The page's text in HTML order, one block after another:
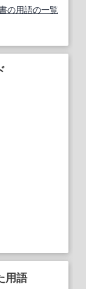
の用語の一覧
用語